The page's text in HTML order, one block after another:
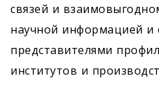
связей и
научной информацией
представителями
институтов и